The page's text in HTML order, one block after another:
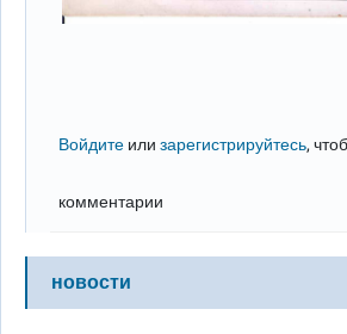
Войдите илизарегистрируйтесь,
комментарии
новости